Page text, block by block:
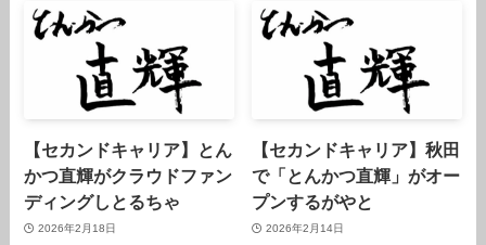
【セカンドキャリア】とん
かつ直輝がクラウドファン
ディングしとるちゃ
2026年2月18日
【セカンドキャリア】秋田
で「とんかつ直輝」がオー
プンするがやと
2026年2月14日